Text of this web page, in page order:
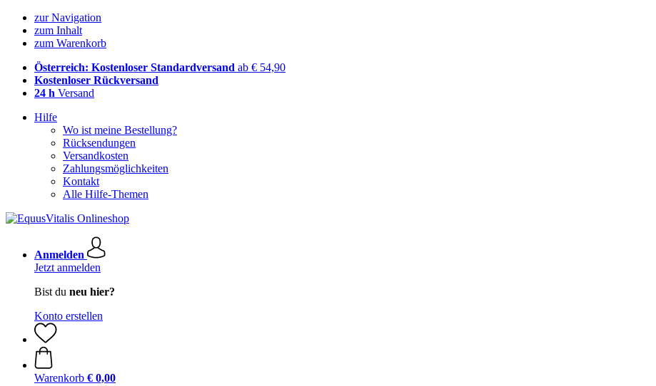
zur Navigation
zum Inhalt
zum Warenkorb
Österreich: Kostenloser Standardversand ab € 54,90
Kostenloser Rückversand
24 h Versand
Hilfe
Wo ist meine Bestellung?
Rücksendungen
Versandkosten
Zahlungsmöglichkeiten
Kontakt
Alle Hilfe-Themen
Anmelden
Jetzt anmelden
Bist du neu hier?
Konto erstellen
Warenkorb € 0,00